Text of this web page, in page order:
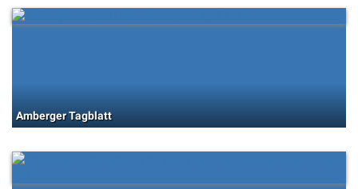
Amberger Tagblatt